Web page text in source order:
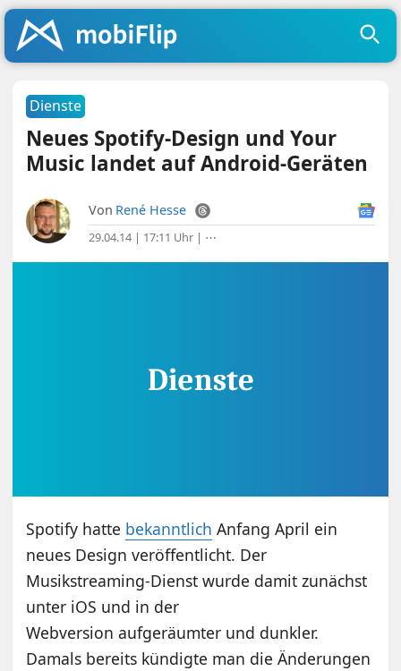
Dienste
Neues Spotify-Design und Your
Music landet auf Android-Geräten
Von René Hesse
29.04.14 | 17:11 Uhr | ⋯
Spotify hatte bekanntlich Anfang April ein
neues Design veröffentlicht. Der
Musikstreaming-Dienst wurde damit zunächst
unter iOS und in der
Webversion aufgeräumter und dunkler.
Damals bereits kündigte man die Änderungen